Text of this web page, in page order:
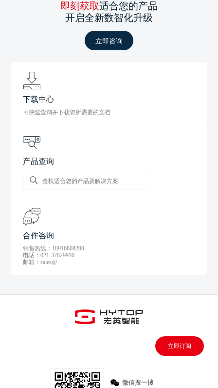
即刻获取适合您的产品
开启全新数智化升级
立即咨询
下载中心
可快速查询并下载您所需要的文档
产品查询
合作咨询
销售热线：18916808200
电话：021-37829910
邮箱：sales@
立即订阅
微信搜一搜